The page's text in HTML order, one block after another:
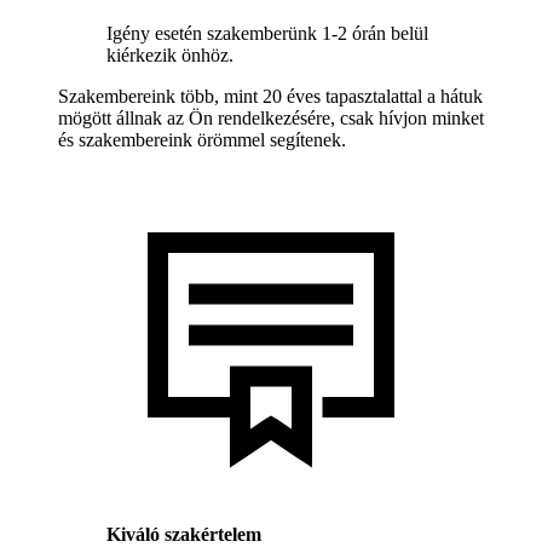
Igény esetén szakemberünk 1-2 órán belül
kiérkezik önhöz.
Szakembereink több, mint 20 éves tapasztalattal a hátuk
mögött állnak az Ön rendelkezésére, csak hívjon minket
és szakembereink örömmel segítenek.
Kiváló szakértelem